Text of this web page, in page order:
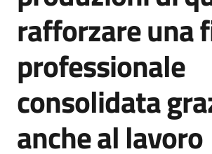
rafforzare una
professionale
consolidata
anche al lavoro